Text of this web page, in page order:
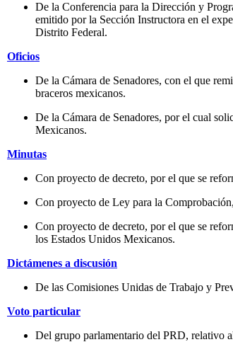
De la Conferencia para la Dirección y
emitido por la Sección Instructora en el
Distrito Federal.
Oficios
De la Cámara de Senadores, con el que
braceros mexicanos.
De la Cámara de Senadores, por el cual
Mexicanos.
Minutas
Con proyecto de decreto, por el que se
Con proyecto de Ley para la
Con proyecto de decreto, por el que se
los Estados Unidos Mexicanos.
Dictámenes a discusión
De las Comisiones Unidas de Trabajo y
Voto particular
Del grupo parlamentario del PRD, relativo